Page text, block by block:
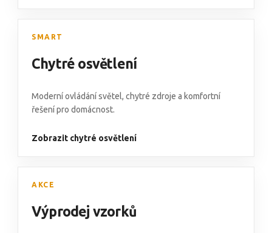
SMART
Chytré osvětlení
Moderní ovládání světel, chytré zdroje a komfortní
řešení pro domácnost.
Zobrazit chytré osvětlení
AKCE
Výprodej vzorků